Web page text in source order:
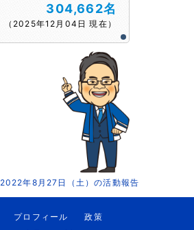
304,662名
（2025年12月04日 現在）
2022年8月27日（土）の活動報告
プロフィール
政策